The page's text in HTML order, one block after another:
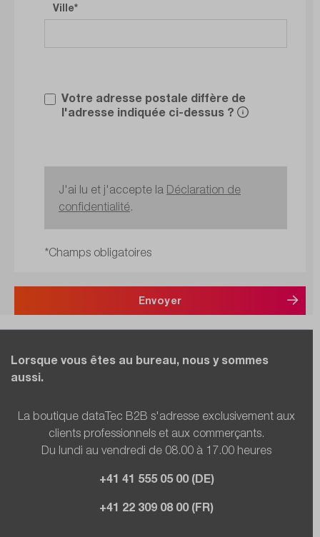
Ville
Votre adresse postale diffère de
l'adresse indiquée ci-dessus ?
J'ai lu et j'accepte la Déclaration de
confidentialité.
*Champs obligatoires
Envoyer
Lorsque vous êtes au bureau, nous y sommes
aussi.
La boutique dataTec B2B s'adresse exclusivement aux
clients professionnels et aux commerçants.
Du lundi au vendredi de 08.00 à 17.00 heures
+41 41 555 05 00 (DE)
+41 22 309 08 00 (FR)